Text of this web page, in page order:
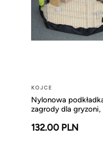
KOJCE
Nylonowa
zagrody dla gryzoni,
132.00 PLN